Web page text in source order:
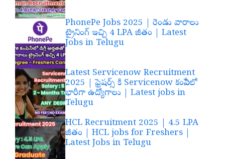
PhonePe Jobs 2025 | రెండు వారాలు
ట్రైనింగ్ ఇచ్చి 4 LPA జీతం | Latest
Jobs in Telugu
Latest Servicenow Recruitment
2025 | ఫ్రెషర్స్ కి Servicenow కంపెనీలో
భారీగా ఉద్యోగాలు | Latest jobs in
Telugu
HCL Recruitment 2025 | 4.5 LPA
జీతం | HCL jobs for Freshers |
Latest Jobs in Telugu